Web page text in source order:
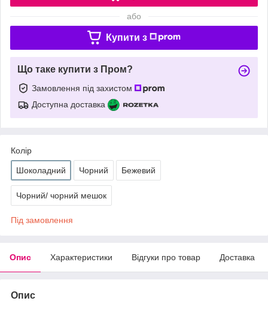
або
Купити з
Що таке купити з Пром?
Замовлення під захистом
Доступна доставка
Колір
Шоколадний Чорний Бежевий
Чорний/ чорний мешок
Під замовлення
Опис Характеристики Відгуки про товар Доставка
Опис